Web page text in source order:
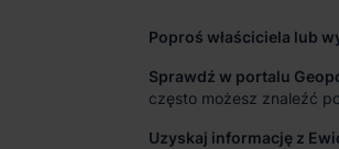
Poproś właściciela lub
Sprawdź w portalu
często możesz znaleźć
Uzyskaj informację z